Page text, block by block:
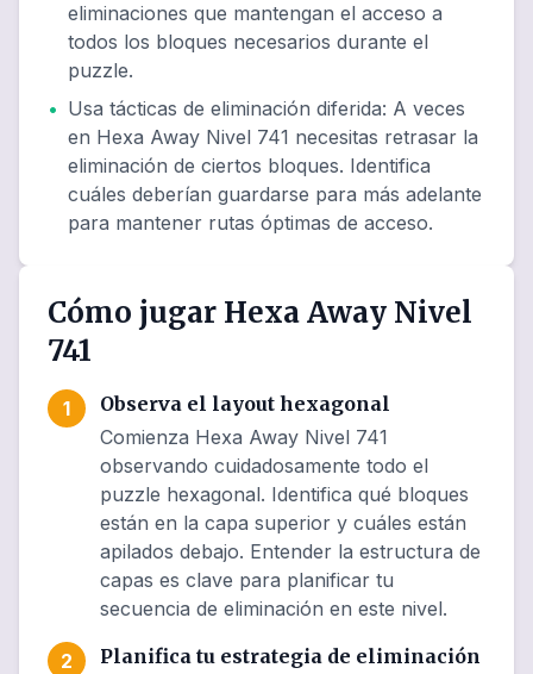
eliminaciones que mantengan el acceso a
todos los bloques necesarios durante el
puzzle.
• Usa tácticas de eliminación diferida: A veces
en Hexa Away Nivel 741 necesitas retrasar la
eliminación de ciertos bloques. Identifica
cuáles deberían guardarse para más adelante
para mantener rutas óptimas de acceso.
Cómo jugar Hexa Away Nivel
741
1
Observa el layout hexagonal
Comienza Hexa Away Nivel 741
observando cuidadosamente todo el
puzzle hexagonal. Identifica qué bloques
están en la capa superior y cuáles están
apilados debajo. Entender la estructura de
capas es clave para planificar tu
secuencia de eliminación en este nivel.
2
Planifica tu estrategia de eliminación